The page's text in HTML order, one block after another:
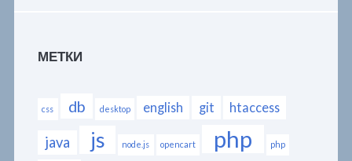
МЕТКИ
css db desktop english git htaccess
java js node.js opencart php php